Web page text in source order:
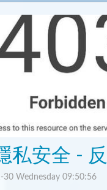
購新手還是老手，
常實用的工具。它的操
單號碼即可立即查詢。
還有更多的功
天都打開 app 來查詢了
@TaiwanDeliveryBot是
適合經常網購的使用者
30 Wednesday 09:50:56